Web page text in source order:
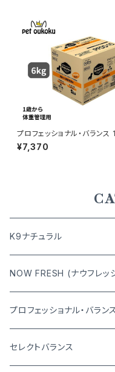
プロフェッショナル・バランス
から成犬用 体重管理 6kg
¥7,370
K9ナチュラル
NOW FRESH (ナウフレッ
プロフェッショナル・バランス
セレクトバランス